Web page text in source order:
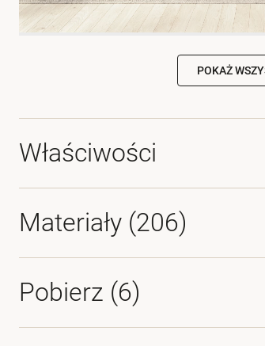
POKAŻ
Właściwości
Materiały (206)
Pobierz (6)